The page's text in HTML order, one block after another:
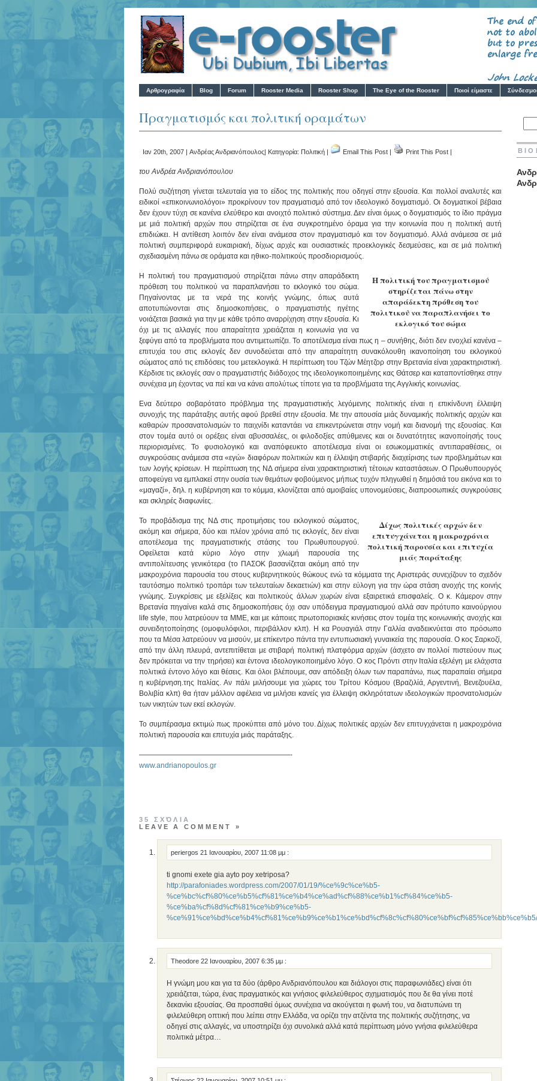
Αρθρογραφία Blog Forum Rooster Media Rooster Shop The Eye of the Rooster Ποιοί είμαστε
Πραγματισμός και πολιτική οραμάτων
Ιαν 20th, 2007 | Ανδρέας Ανδριανόπουλος| Κατηγορία: Πολιτική | Email This Post | Print This Post |
του Ανδρέα Ανδριανόπουλου
Πολύ συζήτηση γίνεται τελευταία για το είδος της πολιτικής που οδηγεί στην εξουσία. Και πολλοί αναλυτές και
ειδικοί «επικοινωνιολόγοι» προκρίνουν τον πραγματισμό από τον ιδεολογικό δογματισμό. Οι δογματικοί βέβαια
δεν έχουν τύχη σε κανένα ελεύθερο και ανοιχτό πολιτικό σύστημα. Δεν είναι όμως ο δογματισμός το ίδιο πράγμα
με μιά πολιτική αρχών που στηρίζεται σε ένα συγκροτημένο όραμα για την κοινωνία που η πολιτική αυτή
επιδιώκει. Η αντίθεση λοιπόν δεν είναι ανάμεσα στον πραγματισμό και τον δογματισμό. Αλλά ανάμεσα σε μιά
πολιτική συμπεριφορά ευκαιριακή, δίχως αρχές και ουσιαστικές προεκλογικές δεσμεύσεις, και σε μιά πολιτική
σχεδιασμένη πάνω σε οράματα και ηθικο-πολιτικούς προσδιορισμούς.
Η πολιτική του πραγματισμού
στηρίζεται πάνω στην
απαράδεκτη πρόθεση του
πολιτικού να παραπλανήσει το
εκλογικό του σώμα
Η πολιτική του πραγματισμού στηρίζεται πάνω στην απαράδεκτη
πρόθεση του πολιτικού να παραπλανήσει το εκλογικό του σώμα.
Πηγαίνοντας με τα νερά της κοινής γνώμης, όπως αυτά
αποτυπώνονται στις δημοσκοπήσεις, ο πραγματιστής ηγέτης
νοιάζεται βασικά για την με κάθε τρόπο αναρρίχηση στην εξουσία. Κι
όχι με τις αλλαγές που απαραίτητα χρειάζεται η κοινωνία για να
ξεφύγει από τα προβλήματα που αντιμετωπίζει. Το αποτέλεσμα είναι πως η – συνήθης, διότι δεν ενοχλεί κανένα –
επιτυχία του στις εκλογές δεν συνοδεύεται από την απαραίτητη συνακόλουθη ικανοποίηση του εκλογικού
σώματος από τις επιδόσεις του μετεκλογικά. Η περίπτωση του Τζών Μέητζορ στην Βρετανία είναι χαρακτηριστική.
Κέρδισε τις εκλογές σαν ο πραγματιστής διάδοχος της ιδεολογικοποιημένης κας Θάτσερ και καταποντίσθηκε στην
συνέχεια μη έχοντας να πεί και να κάνει απολύτως τίποτε για τα προβλήματα της Αγγλικής κοινωνίας.
Ενα δεύτερο σοβαρότατο πρόβλημα της πραγματιστικής λεγόμενης πολιτικής είναι η επικίνδυνη έλλειψη
συνοχής της παράταξης αυτής αφού βρεθεί στην εξουσία. Με την απουσία μιάς δυναμικής πολιτικής αρχών και
καθαρών προσανατολισμών το παιχνίδι καταντάει να επικεντρώνεται στην νομή και διανομή της εξουσίας. Και
στον τομέα αυτό οι ορέξεις είναι αβυσσαλέες, οι φιλοδοξίες απύθμενες και οι δυνατότητες ικανοποίησής τους
περιορισμένες. Το φυσιολογικό και αναπόφευκτο αποτέλεσμα είναι οι εσωκομματικές αντιπαραθέσεις, οι
συγκρούσεις ανάμεσα στα «εγώ» διαφόρων πολιτικών και η έλλειψη στιβαρής διαχείρισης των προβλημάτων και
των λογής κρίσεων. Η περίπτωση της ΝΔ σήμερα είναι χαρακτηριστική τέτοιων καταστάσεων. Ο Πρωθυπουργός
αποφεύγει να εμπλακεί στην ουσία των θεμάτων φοβούμενος μήπως τυχόν πληγωθεί η δημόσιά του εικόνα και το
«μαγαζί», δηλ. η κυβέρνηση και το κόμμα, κλονίζεται από αμοιβαίες υπονομεύσεις, διαπροσωπικές συγκρούσεις
και σκληρές διαφωνίες.
Δίχως πολιτικές αρχών δεν
επιτυγχάνεται η μακροχρόνια
πολιτική παρουσία και επιτυχία
μιάς παράταξης
Το προβάδισμα της ΝΔ στις προτιμήσεις του εκλογικού σώματος,
ακόμη και σήμερα, δύο και πλέον χρόνια από τις εκλογές, δεν είναι
αποτέλεσμα της πραγματιστικής στάσης του Πρωθυπουργού.
Οφείλεται κατά κύριο λόγο στην χλωμή παρουσία της
αντιπολίτευσης γενικότερα (το ΠΑΣΟΚ βασανίζεται ακόμη από την
μακροχρόνια παρουσία του στους κυβερνητικούς θώκους ενώ τα κόμματα της Αριστεράς συνεχίζουν το σχεδόν
ταυτόσημο πολιτικό τροπάρι των τελευταίων δεκαετιών) και στην εύλογη για την ώρα στάση ανοχής της κοινής
γνώμης. Συγκρίσεις με εξελίξεις και πολιτικούς άλλων χωρών είναι εξαιρετικά επισφαλείς. Ο κ. Κάμερον στην
Βρετανία πηγαίνει καλά στις δημοσκοπήσεις όχι σαν υπόδειγμα πραγματισμού αλλά σαν πρότυπο καινούργιου
life style, που λατρεύουν τα ΜΜΕ, και με κάποιες πρωτοποριακές κινήσεις στον τομέα της κοινωνικής ανοχής και
συνειδητοποίησης (ομοφυλόφιλοι, περιβάλλον κλπ). Η κα Ρουαγιάλ στην Γαλλία αναδεικνύεται στο πρόσωπο
που τα Μέσα λατρεύουν να μισούν, με επίκεντρο πάντα την εντυπωσιακή γυναικεία της παρουσία. Ο κος Σαρκοζί,
από την άλλη πλευρά, αντεπιτίθεται με στιβαρή πολιτική πλατφόρμα αρχών (άσχετο αν πολλοί πιστεύουν πως
δεν πρόκειται να την τηρήσει) και έντονα ιδεολογικοποιημένο λόγο. Ο κος Πρόντι στην Ιταλία εξελέγη με ελάχιστα
πολιτικά έντονο λόγο και θέσεις. Και όλοι βλέπουμε, σαν απόδειξη όλων των παραπάνω, πως παραπαίει σήμερα
η κυβέρνηση.της Ιταλίας. Αν πάλι μιλήσουμε για χώρες του Τρίτου Κόσμου (Βραζιλίά, Αργεντινή, Βενεζουέλα,
Βολιβία κλπ) θα ήταν μάλλον αφέλεια να μιλήσει κανείς για έλλειψη σκληρότατων ιδεολογικών προσνατολισμών
των νικητών των εκεί εκλογών.
Το συμπέρασμα εκτιμώ πως προκύπτει από μόνο του. Δίχως πολιτικές αρχών δεν επιτυγχάνεται η μακροχρόνια
πολιτική παρουσία και επιτυχία μιάς παράταξης.
—————————————————————-
www.andrianopoulos.gr
35 ΣΧΌΛΙΑ
LEAVE A COMMENT »
periergos 21 Ιανουαρίου, 2007 11:08 μμ :
ti gnomi exete gia ayto poy xetriposa?
http://parafoniades.wordpress.com/2007/01/19/%ce%9c%ce%b5-
%ce%bc%cf%80%ce%b5%cf%81%ce%b4%ce%ad%cf%88%ce%b1%cf%84%ce%b5-
%ce%ba%cf%8d%cf%81%ce%b9%ce%b5-
%ce%91%ce%bd%ce%b4%cf%81%ce%b9%ce%b1%ce%bd%cf%8c%cf%80%ce%bf%cf%85%ce%bb%ce%b5/
Theodore 22 Ιανουαρίου, 2007 6:35 μμ :
Η γνώμη μου και για τα δύο (άρθρο Ανδριανόπουλου και διάλογοι στις παραφωνιάδες) είναι ότι
χρειάζεται, τώρα, ένας πραγματικός και γνήσιος φιλελεύθερος σχηματισμός που δε θα γίνει ποτέ
δεκανίκι εξουσίας. Θα προσπαθεί όμως συνέχεια να ακούγεται η φωνή του, να διατυπώνει τη
φιλελεύθερη οπτική που λείπει στην Ελλάδα, να ορίζει την ατζέντα της πολιτικής συζήτησης, να
οδηγεί στις αλλαγές, να υποστηρίζει όχι συνολικά αλλά κατά περίπτωση μόνο γνήσια φιλελεύθερα
πολιτικά μέτρα…